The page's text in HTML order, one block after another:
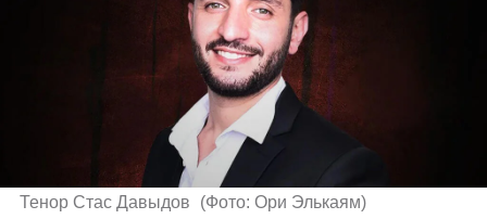
Тенор Стас Давыдов (Фото: Ори Элькаям)